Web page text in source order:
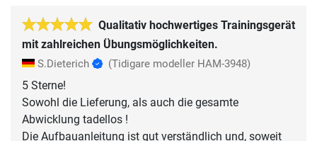
Qualitativ hochwertiges Trainingsgerät
mit zahlreichen Übungsmöglichkeiten.
S.Dieterich (Tidigare modeller HAM-3948)
5 Sterne!
Sowohl die Lieferung, als auch die gesamte
Abwicklung tadellos !
Die Aufbauanleitung ist gut verständlich und, soweit